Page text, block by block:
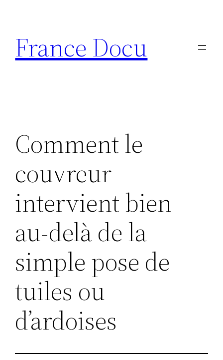
contenu
France Docu
Comment le
couvreur
intervient bien
au-delà de la
simple pose de
tuiles ou
d’ardoises